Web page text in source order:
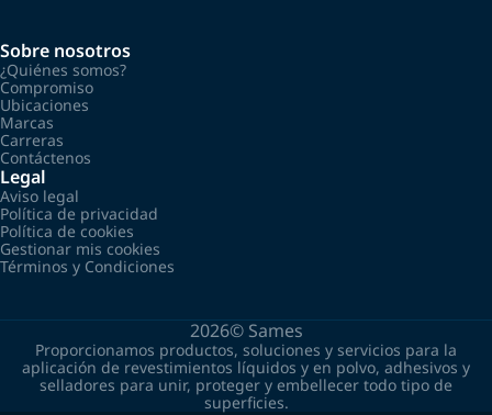
Sobre nosotros
¿Quiénes somos?
Compromiso
Ubicaciones
Marcas
Carreras
Contáctenos
Legal
Aviso legal
Política de privacidad
Política de cookies
Gestionar mis cookies
Términos y Condiciones
2026© Sames
Proporcionamos productos, soluciones y servicios para la
aplicación de revestimientos líquidos y en polvo, adhesivos y
selladores para unir, proteger y embellecer todo tipo de
superficies.